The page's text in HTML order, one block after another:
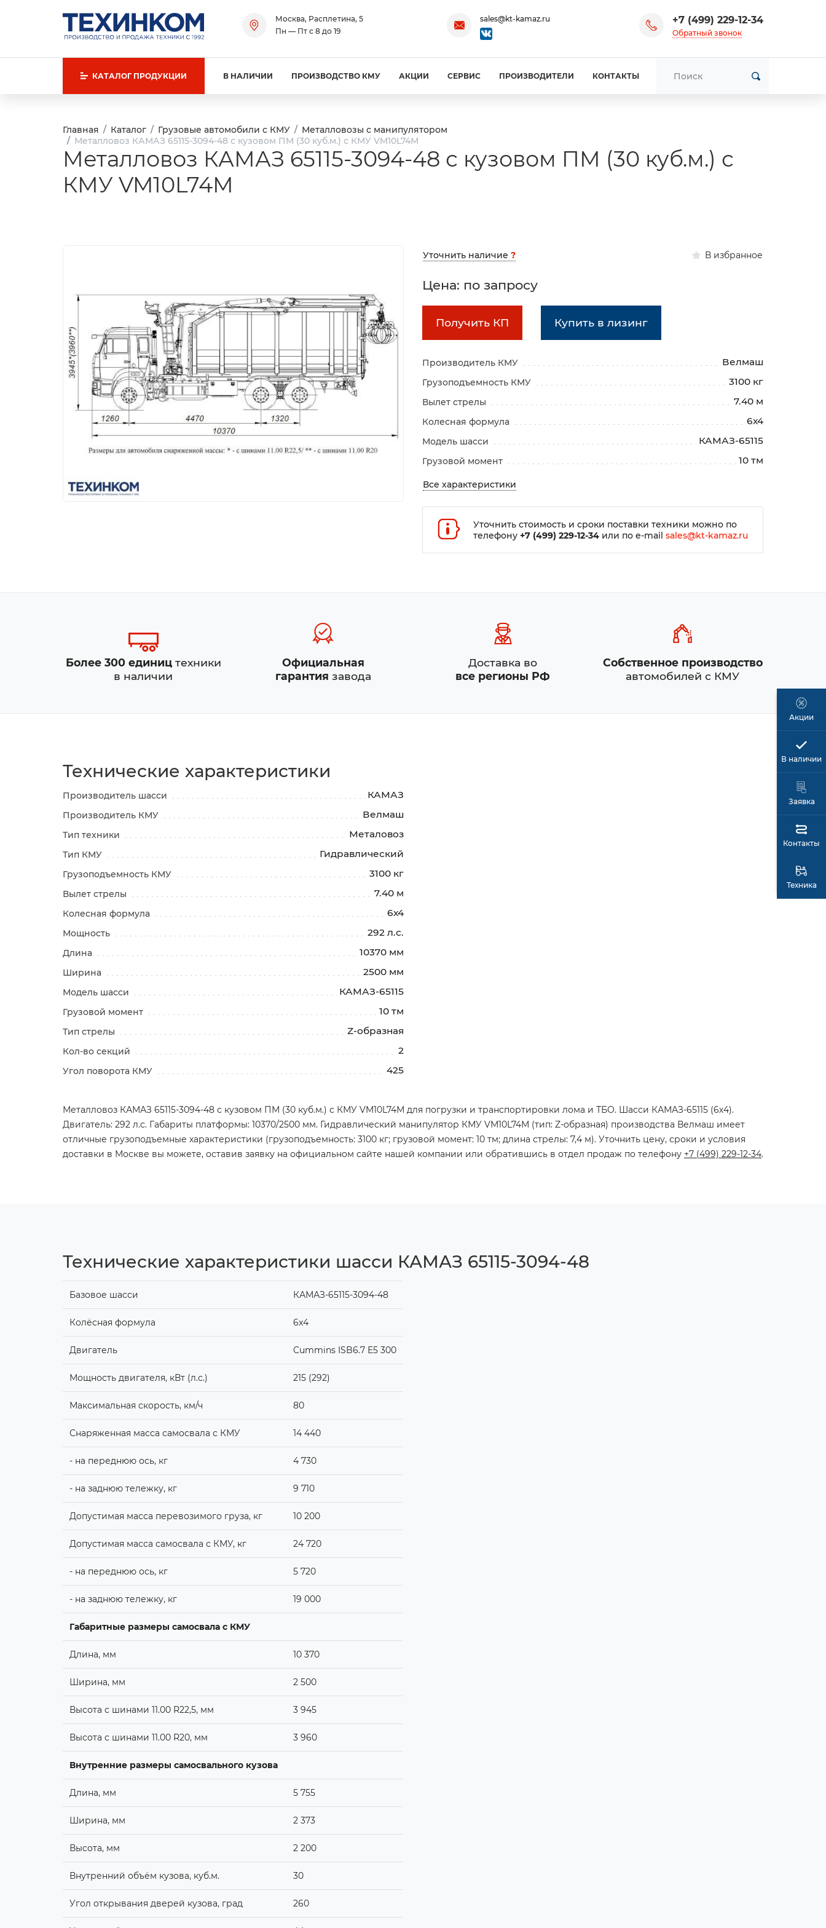
Москва, Расплетина, 5
Пн — Пт с 8 до 19
sales@kt-kamaz.ru +7 (499) 229-12-34
Обратный звонок
КАТАЛОГ ПРОДУКЦИИ В НАЛИЧИИ ПРОИЗВОДСТВО КМУ АКЦИИ СЕРВИС ПРОИЗВОДИТЕЛИ КОНТАКТЫ
Главная Каталог Грузовые автомобили с КМУ
Металловозы с манипулятором
Металловоз КАМАЗ 65115-3094-48 с кузовом ПМ (30 куб.м.) с КМУ VM10L74М
Металловоз КАМАЗ 65115-3094-48 с кузовом ПМ (30 куб.м.) с
КМУ VM10L74М
Уточнить наличие ? В избранное
Цена: по запросу
Получить КП Купить в лизинг
Производитель КМУ Велмаш
Грузоподъемность КМУ 3100 кг
Вылет стрелы 7.40 м
Колесная формула 6х4
Модель шасси КАМАЗ-65115
Грузовой момент 10 тм
Все характеристики
Уточнить стоимость и сроки поставки техники можно по
телефону +7 (499) 229-12-34или по e-mail sales@kt-kamaz.ru
Более 300 едиництехники
в наличии
Официальная
гарантия завода
Доставка во
все регионы РФ
Собственное производство
автомобилей с КМУ
Технические характеристики
Производитель шасси КАМАЗ
Производитель КМУ Велмаш
Тип техники Металовоз
Тип КМУ Гидравлический
Грузоподъемность КМУ 3100 кг
Вылет стрелы 7.40 м
Колесная формула 6х4
Мощность 292 л.с.
Длина 10370 мм
Ширина 2500 мм
Модель шасси КАМАЗ-65115
Грузовой момент 10 тм
Тип стрелы Z-образная
Кол-во секций 2
Угол поворота КМУ 425
Металловоз КАМАЗ 65115-3094-48 с кузовом ПМ (30 куб.м.) с КМУ VM10L74М для погрузки и транспортировки лома и ТБО. Шасси КАМАЗ-65115 (6х4).
Двигатель: 292 л.с. Габариты платформы: 10370/2500 мм. Гидравлический манипулятор КМУ VM10L74М (тип: Z-образная) производства Велмаш имеет
отличные грузоподъемные характеристики (грузоподъемность: 3100 кг; грузовой момент: 10 тм; длина стрелы: 7,4 м). Уточнить цену, сроки и условия
доставки в Москве вы можете, оставив заявку на официальном сайте нашей компании или обратившись в отдел продаж по телефону +7 (499) 229-12-34.
Технические характеристики шасси КАМАЗ 65115-3094-48
Базовое шасси КАМАЗ-65115-3094-48
Колёсная формула 6х4
Двигатель Cummins ISB6.7 E5 300
Мощность двигателя, кВт (л.с.) 215 (292)
Максимальная скорость, км/ч 80
Снаряженная масса самосвала с КМУ 14 440
- на переднюю ось, кг 4 730
- на заднюю тележку, кг 9 710
Допустимая масса перевозимого груза, кг 10 200
Допустимая масса самосвала с КМУ, кг 24 720
- на переднюю ось, кг 5 720
- на заднюю тележку, кг 19 000
Габаритные размеры самосвала с КМУ
Длина, мм 10 370
Ширина, мм 2 500
Высота с шинами 11.00 R22,5, мм 3 945
Высота с шинами 11.00 R20, мм 3 960
Внутренние размеры самосвального кузова
Длина, мм 5 755
Ширина, мм 2 373
Высота, мм 2 200
Внутренний объём кузова, куб.м. 30
Угол открывания дверей кузова, град 260
Акции
В наличии
Заявка
Техника
Контакты